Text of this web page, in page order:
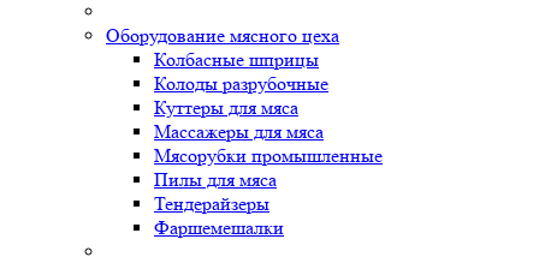
Оборудование мясного цеха
Колбасные шприцы
Колоды разрубочные
Куттеры для мяса
Массажеры для мяса
Мясорубки промышленные
Пилы для мяса
Тендерайзеры
Фаршемешалки